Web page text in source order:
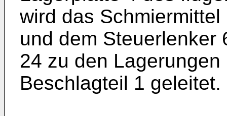
wird das
und dem Steuerlenker
24 zu den
Beschlagteil 1 geleitet.